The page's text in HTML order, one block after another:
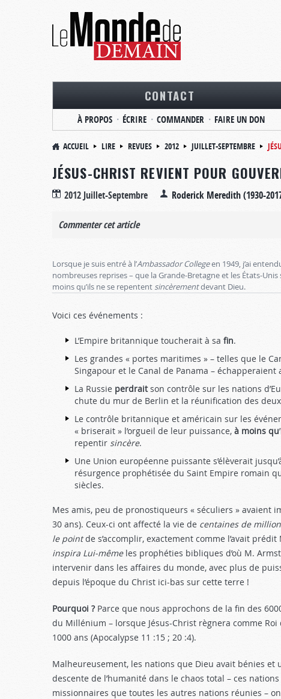
CONTACT
À PROPOS ÉCRIRE COMMANDER FAIRE UN DON
ACCUEIL LIRE REVUES 2012 JUILLET-SEPTEMBRE
JÉSUS-CHRIST REVIENT POUR
2012 Juillet-Septembre Roderick Meredith (1930-
Commenter cet article
Lorsque je suis entré à l’Ambassador Collegeen 1949, j’ai
nombreuses reprises – que la Grande-Bretagne et les États-
moins qu’ils ne se repentent sincèrementdevant Dieu.
Voici ces événements :
L’Empire britannique toucherait à sa fin.
Les grandes « portes maritimes » – telles que le
Singapour et le Canal de Panama –
La Russie perdraitson contrôle sur les nations
chute du mur de Berlin et la réunification des
Le contrôle britannique et américain sur les
« briserait » l’or­gueil de leur puissance, à moins qu
repentir sincère.
Une Union européenne puissante s’élèverait
résurgence prophétisée du Saint Empire romain
siècles.
Mes amis, peu de pronostiqueurs « séculiers » avaient
30 ans). Ceux-ci ont affecté la vie de centaines de
le pointde s’accomplir, exactement comme l’avait
inspira Lui-mêmeles prophé­ties bibliques d’où M.
intervenir dans les affaires du monde, avec plus de
depuis l’époque du Christ ici-bas sur cette terre !
Pourquoi ?Parce que nous approchons de la fin des
du Millénium – lorsque Jésus-Christ règnera comme
1000 ans (Apocalypse 11 :15 ; 20 :4).
Malheureusement, les nations que Dieu avait bénies
descente de l’humani­té dans le chaos total – ces
missionnaires que toutes les autres nations réunies –